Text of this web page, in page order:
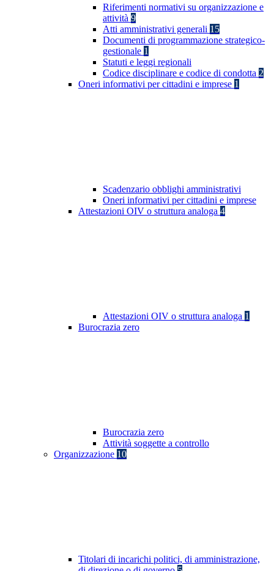
Riferimenti normativi su organizzazione e
attività 9
Atti amministrativi generali 15
Documenti di programmazione strategico-
gestionale 1
Statuti e leggi regionali
Codice disciplinare e codice di condotta 2
Oneri informativi per cittadini e imprese 1
Scadenzario obblighi amministrativi
Oneri informativi per cittadini e imprese
Attestazioni OIV o struttura analoga 4
Attestazioni OIV o struttura analoga 1
Burocrazia zero
Burocrazia zero
Attività soggette a controllo
Organizzazione 10
Titolari di incarichi politici, di amministrazione,